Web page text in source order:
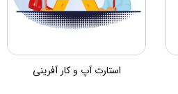
استارت آپ و کار آفرینی